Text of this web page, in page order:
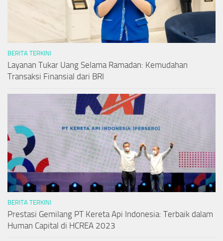
BERITA TERKINI
Layanan Tukar Uang Selama Ramadan: Kemudahan
Transaksi Finansial dari BRI
BERITA TERKINI
Prestasi Gemilang PT Kereta Api Indonesia: Terbaik dalam
Human Capital di HCREA 2023